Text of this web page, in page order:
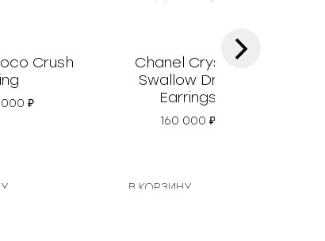
Crush
₽
Chanel Crystal
Swallow Drop
Earrings
160 000 ₽
В КОРЗИНУ
›